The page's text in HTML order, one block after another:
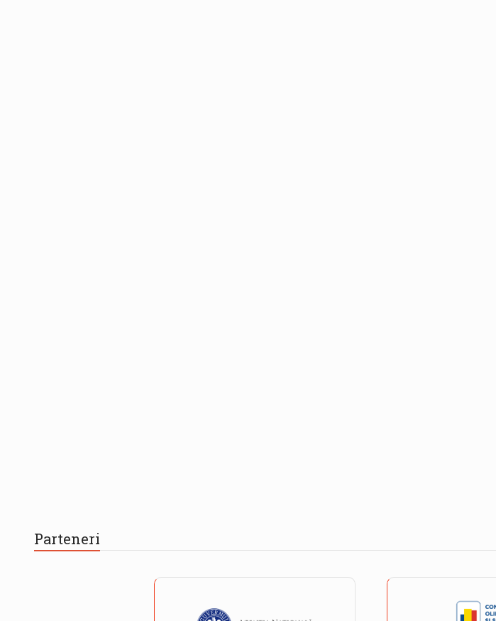
Parteneri